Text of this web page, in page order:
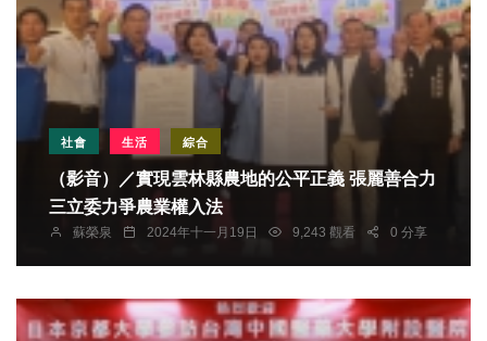
社會 生活 綜合
（影音）／實現雲林縣農地的公平正義 張麗善合力
三立委力爭農業權入法
蘇榮泉 2024年十一月19日 9,243 觀看 0 分享